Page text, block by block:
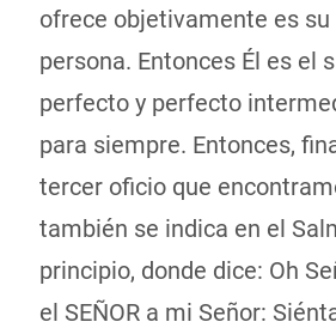
ofrece objetivamente es su
persona. Entonces Él es el
perfecto y perfecto
para siempre. Entonces,
tercer oficio que
también se indica en el
principio, donde dice: Oh
el SEÑOR a mi Señor: